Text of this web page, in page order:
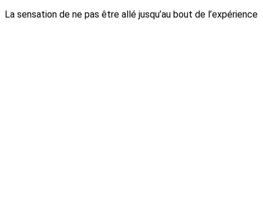
La sensation de ne pas être allé jusqu’au bout de l’expérience